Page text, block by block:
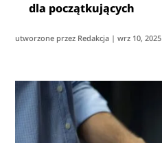
dla początkujących
utworzone przez Redakcja |wrz 10, 2025